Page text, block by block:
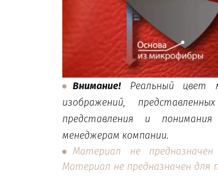
Внимание! Реальный цвет
изображений,
представления и
менеджерам компании.
Материал не
Материал не предназначен для